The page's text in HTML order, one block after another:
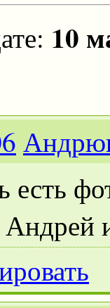
10
есть
Андрей